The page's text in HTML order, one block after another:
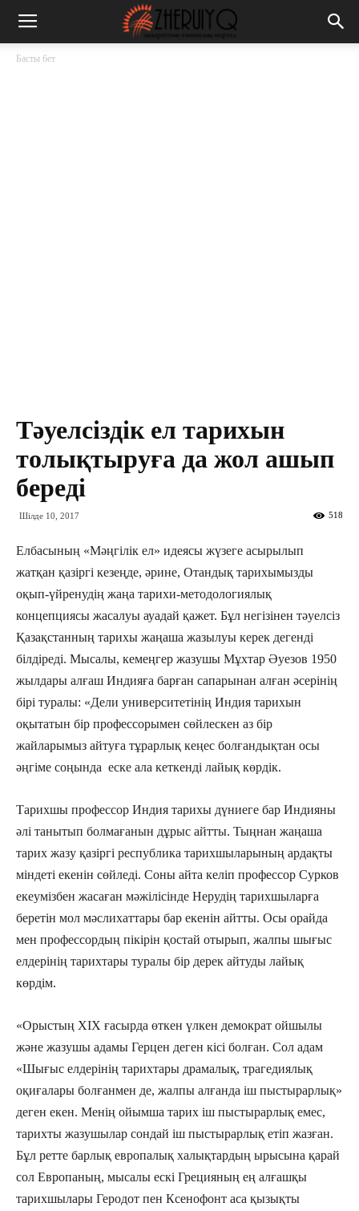
Басты бет
Тәуелсіздік ел тарихын
толықтыруға да жол ашып
береді
Шілде 10, 2017 518
Елбасының «Мәңгілік ел» идеясы жүзеге асырылып
жатқан қазіргі кезеңде, әрине, Отандық тарихымызды
оқып-үйренудің жаңа тарихи-методологиялық
концепциясы жасалуы ауадай қажет. Бұл негізінен тәуелсіз
Қазақстанның тарихы жаңаша жазылуы керек дегенді
білдіреді. Мысалы, кемеңгер жазушы Мұхтар Әуезов 1950
жылдары алғаш Индияға барған сапарынан алған әсерінің
бірі туралы: «Дели университетінің Индия тарихын
оқытатын бір профессорымен сөйлескен аз бір
жайларымыз айтуға тұрарлық кеңес болғандықтан осы
әңгіме соңында еске ала кеткенді лайық көрдік.
Тарихшы профессор Индия тарихы дүниеге бар Индияны
әлі танытып болмағанын дұрыс айтты. Тыңнан жаңаша
тарих жазу қазіргі республика тарихшыларының ардақты
міндеті екенін сөйледі. Соны айта келіп профессор Сурков
екеумізбен жасаған мәжілісінде Нерудің тарихшыларға
беретін мол мәслихаттары бар екенін айтты. Осы орайда
мен профессордың пікірін қостай отырып, жалпы шығыс
елдерінің тарихтары туралы бір дерек айтуды лайық
көрдім.
«Орыстың XIX ғасырда өткен үлкен демократ ойшылы
және жазушы адамы Герцен деген кісі болған. Сол адам
«Шығыс елдерінің тарихтары драмалық, трагедиялық
оқиғалары болғанмен де, жалпы алғанда іш пыстырарлық»
деген екен. Менің ойымша тарих іш пыстырарлық емес,
тарихты жазушылар сондай іш пыстырарлық етіп жазған.
Бұл ретте барлық европалық халықтардың ырысына қарай
сол Европаның, мысалы ескі Грецияның ең алғашқы
тарихшылары Геродот пен Ксенофонт аса қызықты